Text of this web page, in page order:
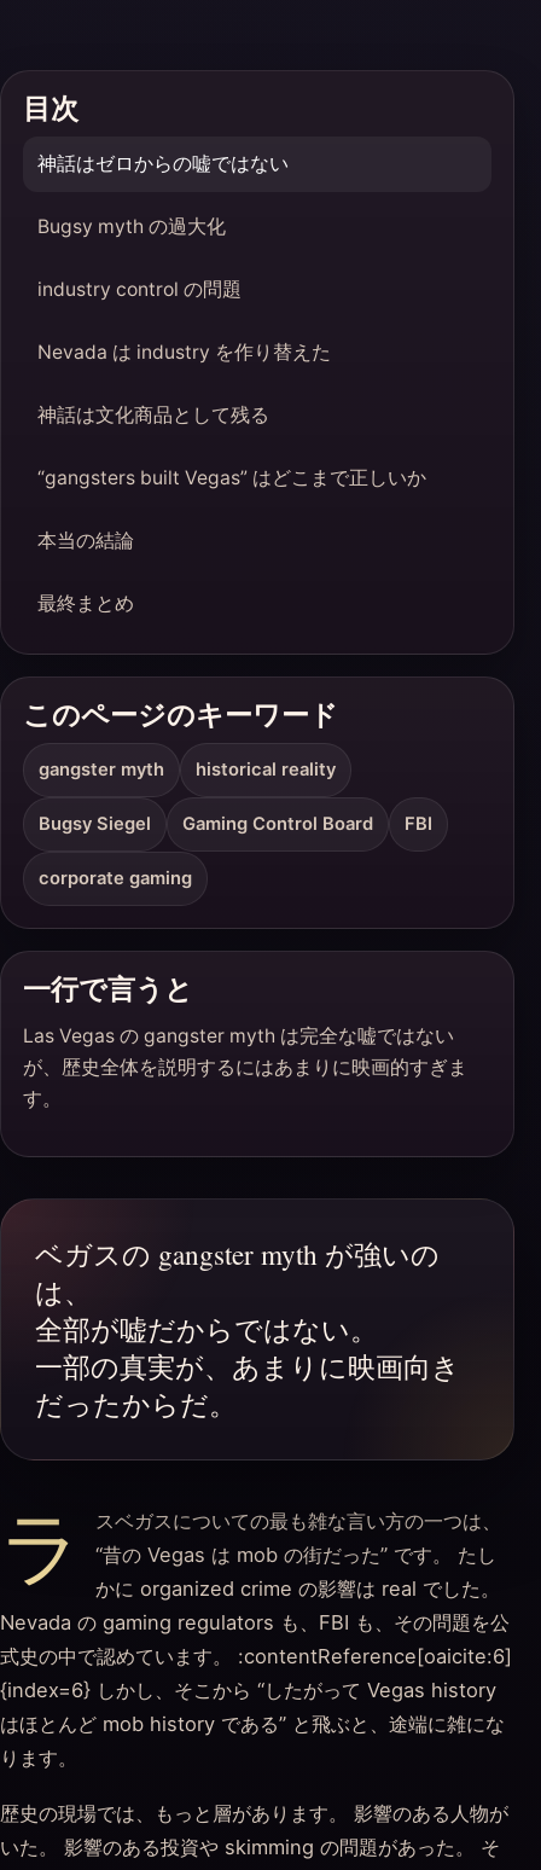
ベガスの gangster myth が強いの
は、
全部が嘘だからではない。
一部の真実が、あまりに映画向き
だったからだ。
ラ
スベガスについての最も雑な言い方の一つは、
“昔の Vegas は mob の街だった” です。 たし
かに organized crime の影響は real でした。
Nevada の gaming regulators も、FBI も、その問題を公
式史の中で認めています。 :contentReference[oaicite:6]
{index=6} しかし、そこから “したがって Vegas history
はほとんど mob history である” と飛ぶと、途端に雑にな
ります。
歴史の現場では、もっと層があります。 影響のある人物が
いた。 影響のある投資や skimming の問題があった。 そ
目次
神話はゼロからの嘘ではない
Bugsy myth の過大化
industry control の問題
Nevada は industry を作り替えた
神話は文化商品として残る
“gangsters built Vegas” はどこまで正しいか
本当の結論
最終まとめ
このページのキーワード
gangster myth historical reality
Bugsy Siegel Gaming Control Board FBI
corporate gaming
一行で言うと
Las Vegas の gangster myth は完全な嘘ではない
が、歴史全体を説明するにはあまりに映画的すぎま
す。